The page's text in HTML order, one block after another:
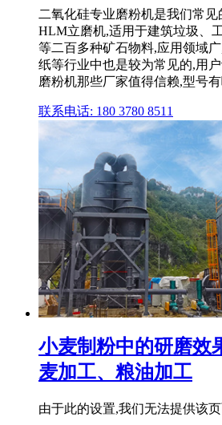
二氧化硅专业磨粉机是我们常
HLM立磨机,适用于建筑垃圾、
等二百多种矿石物料,应用领域
纸等行业中也是较为常见的,用
磨粉机那些厂家值得信赖,型号有
联系电话: 180 3780 8511
小麦制粉中的研磨效
麦加工、粮油加工
由于此的设置,我们无法提供该页